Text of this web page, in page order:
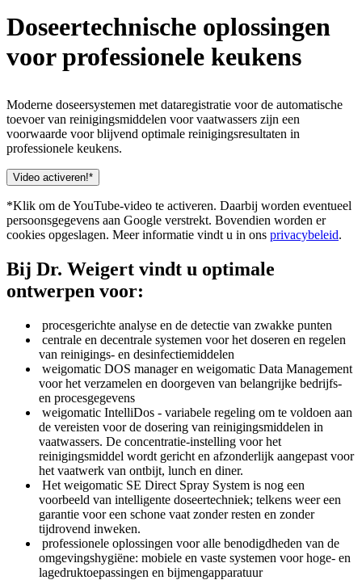
Doseertechnische oplossingen
voor professionele keukens
Moderne doseersystemen met dataregistratie voor de automatische
toevoer van reinigingsmiddelen voor vaatwassers zijn een
voorwaarde voor blijvend optimale reinigingsresultaten in
professionele keukens.
Video activeren!*
*Klik om de YouTube-video te activeren. Daarbij worden eventueel
persoonsgegevens aan Google verstrekt. Bovendien worden er
cookies opgeslagen. Meer informatie vindt u in ons privacybeleid.
Bij Dr. Weigert vindt u optimale
ontwerpen voor:
procesgerichte analyse en de detectie van zwakke punten
centrale en decentrale systemen voor het doseren en regelen
van reinigings- en desinfectiemiddelen
weigomatic DOS manager en weigomatic Data Management
voor het verzamelen en doorgeven van belangrijke bedrijfs-
en procesgegevens
weigomatic IntelliDos - variabele regeling om te voldoen aan
de vereisten voor de dosering van reinigingsmiddelen in
vaatwassers. De concentratie-instelling voor het
reinigingsmiddel wordt gericht en afzonderlijk aangepast voor
het vaatwerk van ontbijt, lunch en diner.
Het weigomatic SE Direct Spray System is nog een
voorbeeld van intelligente doseertechniek; telkens weer een
garantie voor een schone vaat zonder resten en zonder
tijdrovend inweken.
professionele oplossingen voor alle benodigdheden van de
omgevingshygiëne: mobiele en vaste systemen voor hoge- en
lagedruktoepassingen en bijmengapparatuur